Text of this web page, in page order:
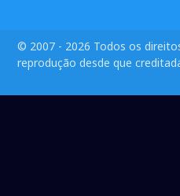
© 2007 - 2026 Todos os
reprodução desde que